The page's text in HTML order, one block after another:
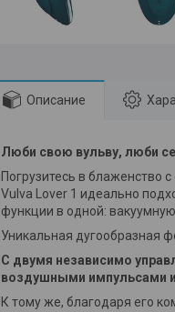
Описание
Люби свою вульву, люби
Погрузитесь в блаженство
Vulva Lover 1 идеально
функции в одной:
Уникальная дугообразная
С двумя независимо
воздушными импульсами
К тому же, благодаря его